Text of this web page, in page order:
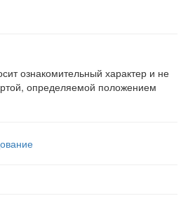
ознакомительный характер и не
определяемой положением